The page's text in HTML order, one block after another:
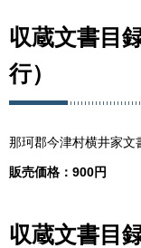
収蔵文書目
行）
那珂郡今津村横井家文
販売価格：900円
収蔵文書目